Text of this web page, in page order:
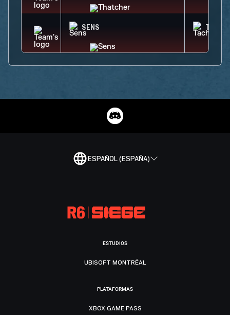
SENS
ESPAÑOL (ESPAÑA)
ESTUDIOS
UBISOFT MONTRÉAL
PLATAFORMAS
XBOX GAME PASS